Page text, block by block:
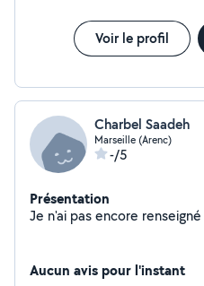
Voir le profil
Charbel Saadeh
Marseille (Arenc)
-/5
Présentation
Aucun avis pour l'instant